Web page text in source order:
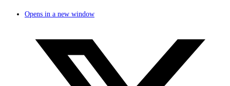
Opens in a new window